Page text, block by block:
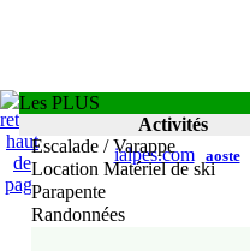
ialpes.com aoste
Les PLUS
Activités
Escalade / Varappe
Location Matériel de ski
Parapente
Randonnées